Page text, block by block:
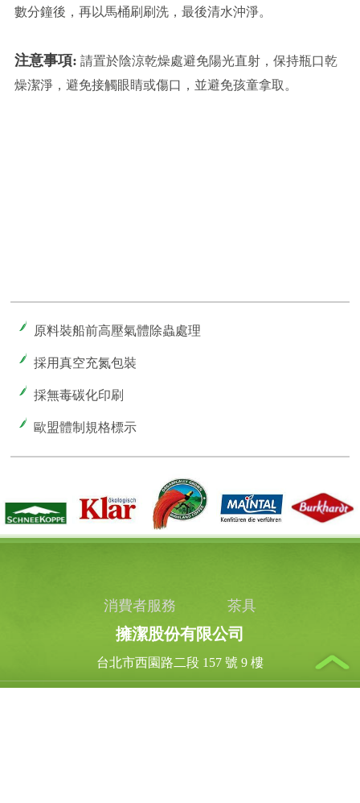
數分鐘後，再以馬桶刷刷洗，最後清水沖淨。
注意事項: 請置於陰涼乾燥處避免陽光直射，保持瓶口乾
燥潔淨，避免接觸眼睛或傷口，並避免孩童拿取。
原料裝船前高壓氣體除蟲處理
採用真空充氮包裝
採無毒碳化印刷
歐盟體制規格標示
消費者服務 茶具
擁潔股份有限公司
台北市西園路二段 157 號 9 樓